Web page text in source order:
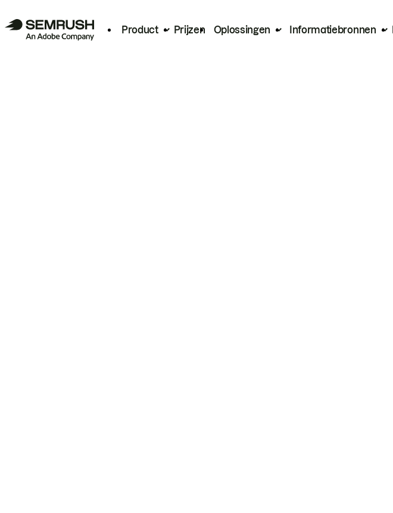
Product Prijzen Oplossingen Informatiebronnen